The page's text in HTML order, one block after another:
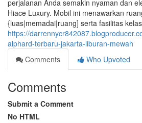
perjalanan Anda semakin nyaman dan
Hiace Luxury. Mobil ini menawarkan
{luas|memadai|ruang] serta fasilitas
https://
alphard-terbaru-jakarta-liburan-mewah
Comments
Who Upvoted
Comments
Submit a Comment
No HTML